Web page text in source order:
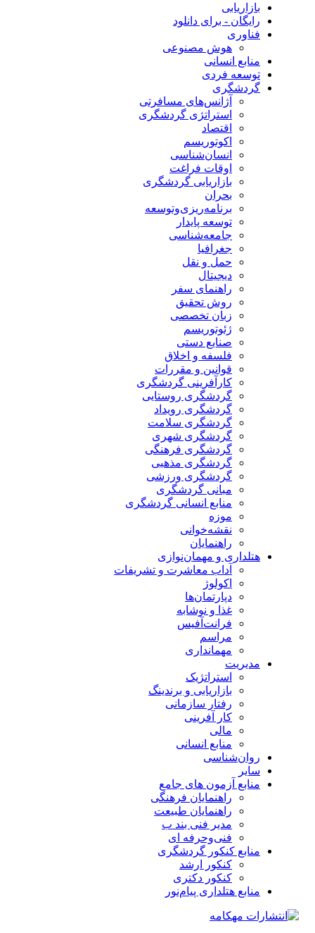
بازاریابی
رایگان - برای دانلود
فناوری
هوش مصنوعی
منابع انسانی
توسعه فردی
گردشگری
آژانس‌های مسافرتی
استراتژی گردشگری
اقتصاد
اکوتوریسم
انسان‌شناسی
اوقات فراغت
بازاریابی گردشگری
بحران
برنامه‌ریزی‌وتوسعه
توسعه پایدار
جامعه‌شناسی
جغرافیا
حمل و نقل
دیجیتال
راهنمای سفر
روش تحقیق
زبان تخصصی
ژئوتوریسم
صنایع دستی
فلسفه و اخلاق
قوانین و مقررات
کارآفرینی گردشگری
گردشگری روستایی
گردشگری رویداد
گردشگری سلامت
گردشگری شهری
گردشگری فرهنگی
گردشگری مذهبی
گردشگری ورزشی
مبانی گردشگری
منابع انسانی گردشگری
موزه
نقشه‌خوانی
راهنمایان
هتلداری و مهمان‌نوازی
آداب معاشرت و تشریفات
اکولوژ
دپارتمان‌ها
غذا و نوشابه
فرانت‌آفیس
مراسم
مهمانداری
مدیریت
استراتژیک
بازاریابی و برندینگ
رفتار سازمانی
کار آفرینی
مالی
منابع انسانی
روان‌شناسی
سایر
منابع آزمون های جامع
راهنمایان فرهنگی
راهنمایان طبیعت
مدیر فنی بند ب
فنی‌وحرفه‌ ای
منابع کنکور گردشگری
کنکور ارشد
کنکور دکتری
منابع هتلداری پیام‌نور